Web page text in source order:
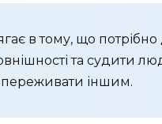
в тому, що
та судити
іншим.